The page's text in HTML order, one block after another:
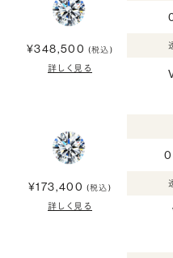
¥348,500 (税込)
詳しく見る
¥173,400 (税込)
詳しく見る